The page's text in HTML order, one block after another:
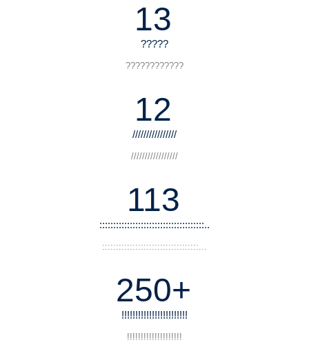
13
?????
????????????
12
////////////////
/////////////////
113
::::::::::::::::::::::::::::::::::::::..
:::::::::::::::::::::::::::::::::::...
250+
!!!!!!!!!!!!!!!!!!!!!!!!
!!!!!!!!!!!!!!!!!!!!